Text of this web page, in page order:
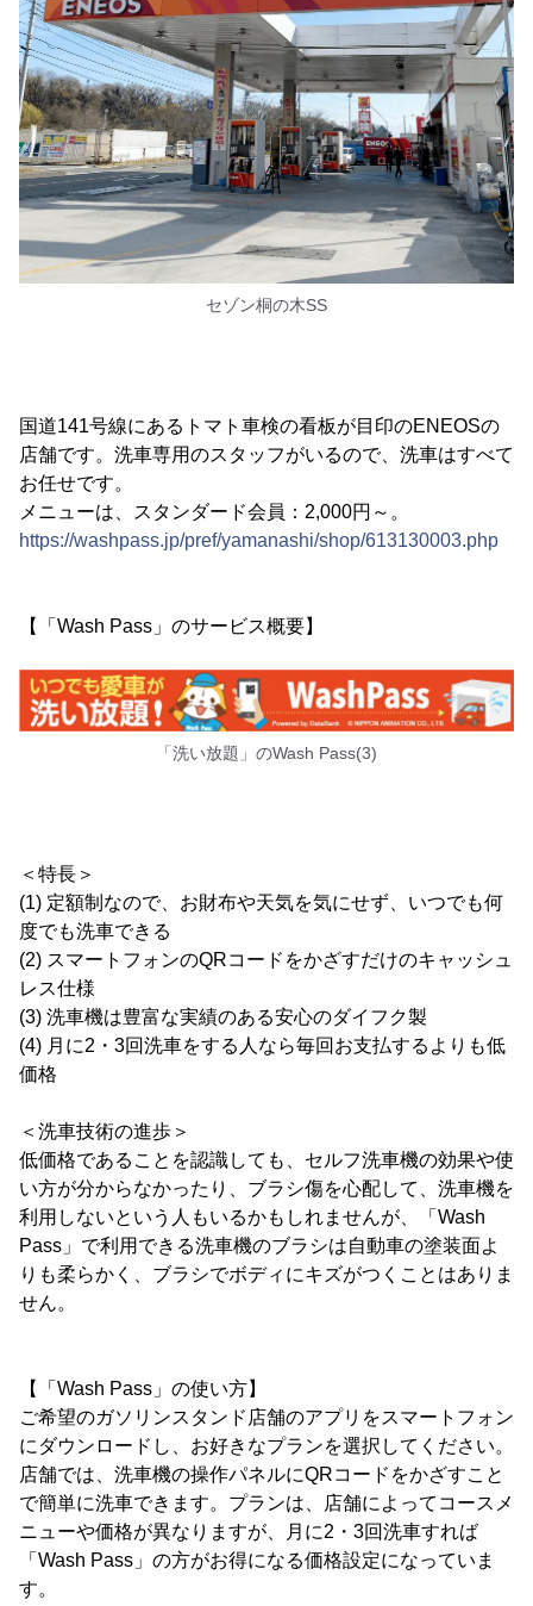
セゾン桐の木SS
国道141号線にあるトマト車検の看板が目印のENEOSの
店舗です。洗車専用のスタッフがいるので、洗車はすべて
お任せです。
メニューは、スタンダード会員：2,000円～。
https://washpass.jp/pref/yamanashi/shop/613130003.php
【「Wash Pass」のサービス概要】
「洗い放題」のWash Pass(3)
＜特長＞
(1) 定額制なので、お財布や天気を気にせず、いつでも何
度でも洗車できる
(2) スマートフォンのQRコードをかざすだけのキャッシュ
レス仕様
(3) 洗車機は豊富な実績のある安心のダイフク製
(4) 月に2・3回洗車をする人なら毎回お支払するよりも低
価格
＜洗車技術の進歩＞
低価格であることを認識しても、セルフ洗車機の効果や使
い方が分からなかったり、ブラシ傷を心配して、洗車機を
利用しないという人もいるかもしれませんが、「Wash
Pass」で利用できる洗車機のブラシは自動車の塗装面よ
りも柔らかく、ブラシでボディにキズがつくことはありま
せん。
【「Wash Pass」の使い方】
ご希望のガソリンスタンド店舗のアプリをスマートフォン
にダウンロードし、お好きなプランを選択してください。
店舗では、洗車機の操作パネルにQRコードをかざすこと
で簡単に洗車できます。プランは、店舗によってコースメ
ニューや価格が異なりますが、月に2・3回洗車すれば
「Wash Pass」の方がお得になる価格設定になっていま
す。